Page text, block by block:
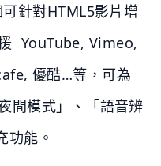
針對HTML5影片增
YouTube, Vimeo,
優酷…等，可為
間模式」、「語音辨
功能。